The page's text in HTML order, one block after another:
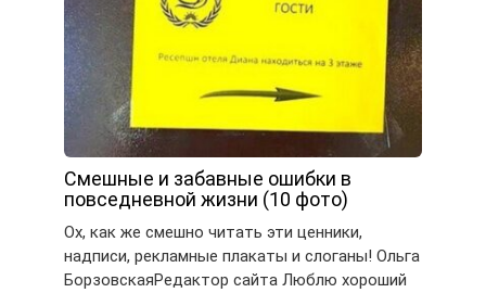
Смешные и забавные ошибки в
повседневной жизни (10 фото)
Ох, как же смешно читать эти ценники,
надписи, рекламные плакаты и слоганы! Ольга
БорзовскаяРедактор сайта Люблю хороший